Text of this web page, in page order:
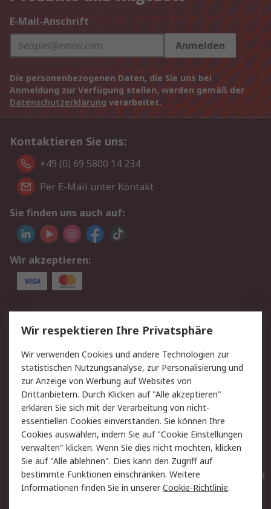
E-Mail-Anschrift
Anmelden
Die personenbezogenen Daten, die Sie uns bei
Anmeldung zur Verfügung stellen, werden gemäß der
Datenschutzerklärung verarbeitet.
Kontaktieren Sie uns:
+49 (0) 69 5800 14 234
Per E-Mail unter Kontakt
Sie finden uns auch auf:
Wir akzeptieren:
Service
Value Added Services
Lieferlösungen
Rücksendungen
Kontakt
Hilfe
Privatkunden
Rechtliches
AGB
Datenschutz
Cookie-Richtlinie
Zahlungsbedingungen
Copyright/Impressum
Entsorgung
Elektrogeräte/Batterien
Wir respektieren Ihre Privatsphäre
Wir verwenden Cookies und andere Technologien zur
statistischen Nutzungsanalyse, zur Personalisierung und
zur Anzeige von Werbung auf Websites von
Drittanbietern. Durch Klicken auf "Alle akzeptieren"
erklären Sie sich mit der Verarbeitung von nicht-
essentiellen Cookies einverstanden. Sie können Ihre
Cookies auswählen, indem Sie auf "Cookie Einstellungen
verwalten" klicken. Wenn Sie dies nicht möchten, klicken
Sie auf "Alle ablehnen". Dies kann den Zugriff auf
bestimmte Funktionen einschränken. Weitere
Informationen finden Sie in unsererCookie-Richtlinie.